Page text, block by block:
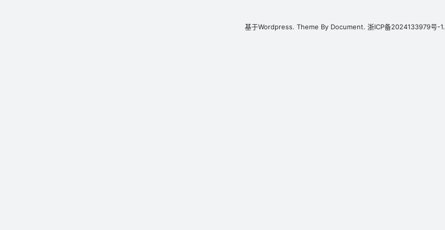
基于Wordpress. Theme By Document. 浙ICP备2024133979号-1.